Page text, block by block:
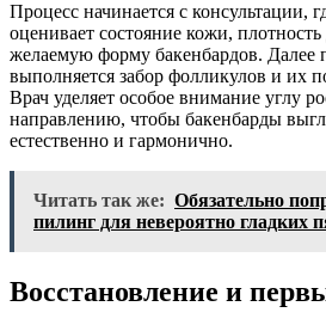
Процесс начинается с консультации,
оценивает состояние кожи,
желаемую форму бакенбардов. Далее
выполняется забор фолликулов и их
Врач уделяет особое внимание углу
направлению, чтобы бакенбарды
естественно и гармонично.
Читать так же: Обязательно
пилинг для невероятно гладких
Восстановление и